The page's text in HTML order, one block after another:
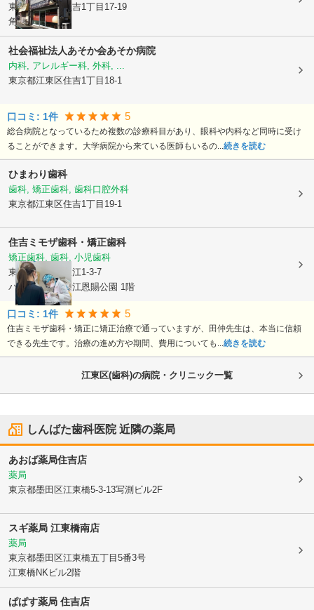
東京都江東区 住吉1丁目17-19
角田ビル1F
社会福祉法人あそか会あそか病院
内科, アレルギー科, 外科, ...
東京都江東区住吉1丁目18-1
口コミ: 1件 5
総合病院となっているため複数の診療科目があり、眼科や内科など同時に受け
ることができます。大学病院から来ている医師もいるの... 続きを読む
ひまわり歯科
歯科, 矯正歯科, 歯科口腔外科
東京都江東区住吉1丁目19-1
住吉ミモザ歯科・矯正歯科
矯正歯科, 歯科, 小児歯科
東京都江東区
猿江1-3-7
パークノヴァ猿江恩賜公園 1階
口コミ: 1件 5
住吉ミモザ歯科・矯正に矯正治療で通っていますが、田仲先生は、本当に信頼
できる先生です。治療の進め方や期間、費用についても... 続きを読む
江東区(歯科)の病院・クリニック一覧
しんばた歯科医院近隣の薬局
あおば薬局住吉店
薬局
東京都墨田区江東橋5-3-13写測ビル2F
スギ薬局 江東橋南店
薬局
東京都墨田区江東橋五丁目5番3号
江東橋NKビル2階
ぱぱす薬局 住吉店